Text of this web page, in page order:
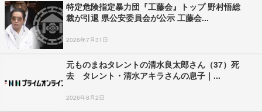
特定危険指定暴力団『工藤会』トップ 野村悟総
裁が引退 県公安委員会が公示 工藤会...
2026年7月31日
元ものまねタレントの清水良太郎さん（37）死
去 タレント・清水アキラさんの息子｜...
2026年8月2日